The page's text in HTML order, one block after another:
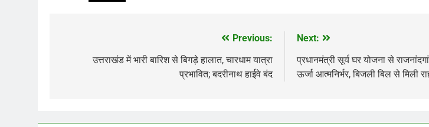
navigation
Previous:
उत्तराखंड में भारी बारिश से बिगड़े हालात, चारधाम यात्रा
प्रभावित; बदरीनाथ हाईवे बंद
Next:
प्रधानमंत्री सूर्य घर योजना से
ऊर्जा आत्मनिर्भर, बिजली बिल से मिली